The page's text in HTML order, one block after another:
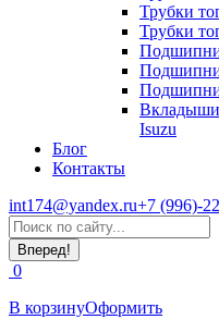
Трубки
Трубки
Вкладыши
Isuzu
Блог
Контакты
int174@yandex.ru+7 (996)-
Страница
WhatsApp
открывается
в
новом
окне
Поиск:
0
В корзинуОформить